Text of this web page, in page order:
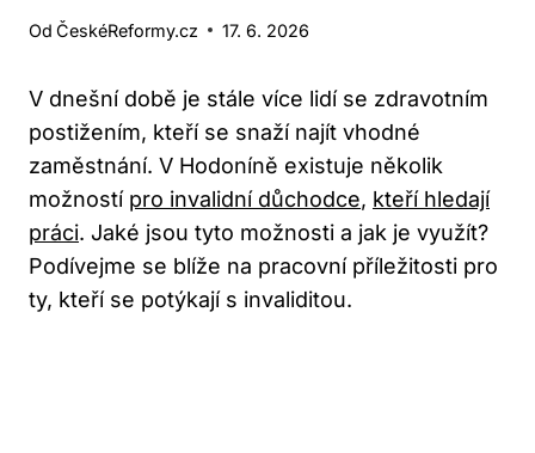
Od ČeskéReformy.cz 17. 6. 2026
V dnešní době je stále více lidí se zdravotním
postižením, kteří se snaží najít vhodné
zaměstnání. V Hodoníně existuje několik
možností pro invalidní důchodce, kteří hledají
práci. Jaké jsou tyto možnosti a jak je využít?
Podívejme se blíže na pracovní příležitosti pro
ty, kteří se potýkají s invaliditou.